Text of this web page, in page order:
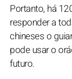
Portanto, há
responder a
chineses o
pode usar o
futuro.